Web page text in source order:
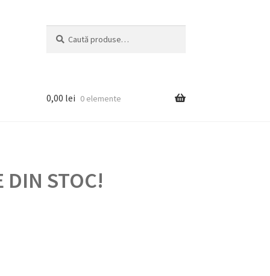
după:
0,00 lei 0 elemente
DIN STOC!